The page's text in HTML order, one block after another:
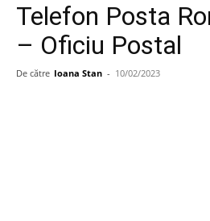
Telefon Posta
– Oficiu Postal
De către Ioana Stan - 10/02/2023